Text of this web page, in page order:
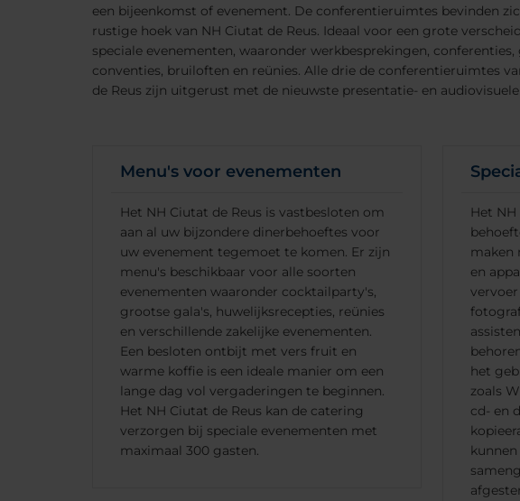
een bijeenkomst of evenement. De conferentieruimtes bevinden
rustige hoek van NH Ciutat de Reus. Ideaal voor een grote
speciale evenementen, waaronder werkbesprekingen,
conventies, bruiloften en reünies. Alle drie de conferentieruimtes
de Reus zijn uitgerust met de nieuwste presentatie- en
Menu's voor evenementen
Het NH Ciutat de Reus is vastbesloten om
aan al uw bijzondere dinerbehoeftes voor
uw evenement tegemoet te komen. Er zijn
menu's beschikbaar voor alle soorten
evenementen waaronder cocktailparty's,
grootse gala's, huwelijksrecepties, reünies
en verschillende zakelijke evenementen.
Een besloten ontbijt met vers fruit en
warme koffie is een ideale manier om een
lange dag vol vergaderingen te beginnen.
Het NH Ciutat de Reus kan de catering
verzorgen bij speciale evenementen met
maximaal 300 gasten.
Het
maken
en
het
zoals
cd- en